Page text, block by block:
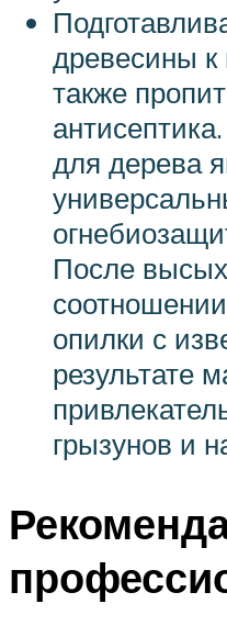
древесины
также
для дерева
После
опилки с
результате
грызунов и